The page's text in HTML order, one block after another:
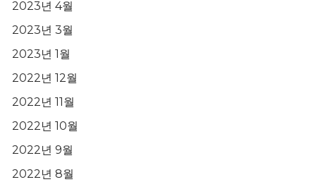
2023년 4월
2023년 3월
2023년 1월
2022년 12월
2022년 11월
2022년 10월
2022년 9월
2022년 8월